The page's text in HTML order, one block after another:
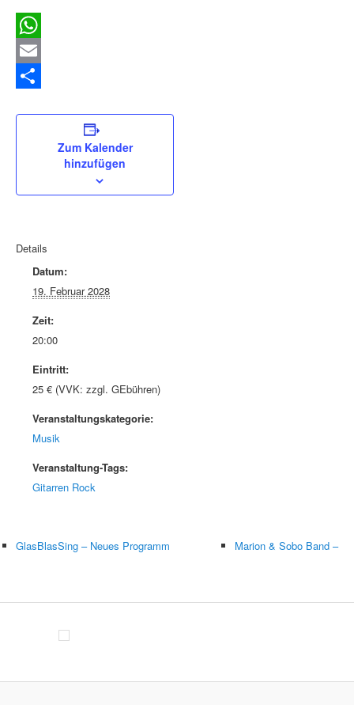
WhatsApp
Email
Zum Kalender
hinzufügen
Details
Datum:
19. Februar 2028
Zeit:
20:00
Eintritt:
25 € (VVK: zzgl. GEbühren)
Veranstaltungskategorie:
Musik
Veranstaltung-Tags:
Gitarren Rock
GlasBlasSing – Neues Programm Marion & Sobo Band –